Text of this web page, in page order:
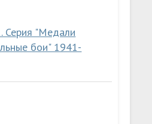
"Медали
бои" 1941-